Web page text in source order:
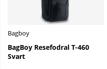
Bagboy
BagBoy Resefodral T-460
Svart